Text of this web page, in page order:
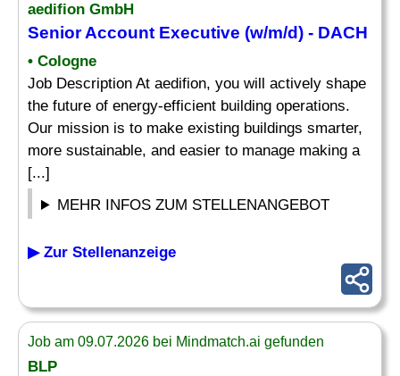
aedifion GmbH
Senior Account Executive (w/m/d) - DACH
• Cologne
Job Description At aedifion, you will actively shape
the future of energy-efficient building operations.
Our mission is to make existing buildings smarter,
more sustainable, and easier to manage making a
[...]
MEHR INFOS ZUM STELLENANGEBOT
▶ Zur Stellenanzeige
Job am 09.07.2026 bei Mindmatch.ai gefunden
BLP